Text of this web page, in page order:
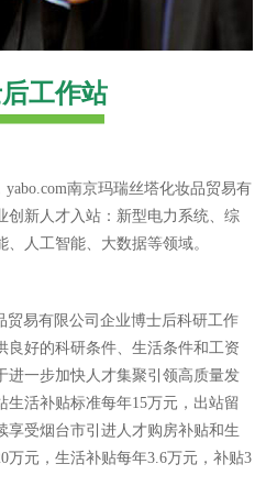
工作站
yabo.com南京玛瑞丝塔化妆品贸易有
创新人才入站：新型电力系统、综
人工智能、大数据等领域。
贸易有限公司企业博士后科研工作
良好的科研条件、生活条件和工资
进一步加快人才集聚引领高质量发
生活补贴标准每年15万元，出站留
享受烟台市引进人才购房补贴和生
万元，生活补贴每年3.6万元，补贴3